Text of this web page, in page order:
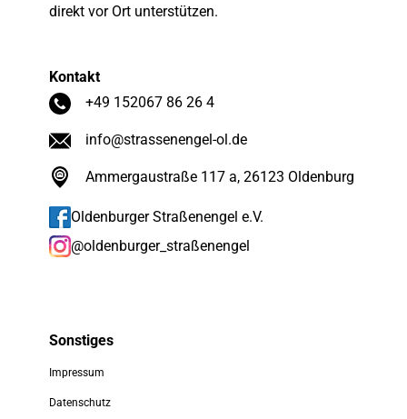
direkt vor Ort unterstützen.
Kontakt
+49 152067 86 26 4
info@strassenengel-ol.de
Ammergaustraße 117 a, 26123 Oldenburg
Oldenburger Straßenengel e.V.
@oldenburger_straßenengel
Sonstiges
Impressum
Datenschutz